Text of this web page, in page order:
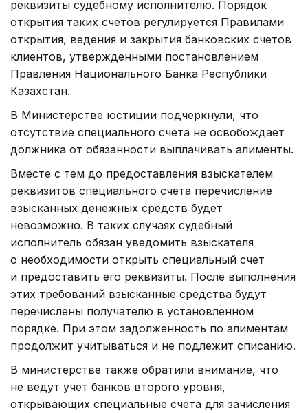
реквизиты судебному исполнителю. Порядок
открытия таких счетов регулируется Правилами
открытия, ведения и закрытия банковских счетов
клиентов, утвержденными постановлением
Правления Национального Банка Республики
Казахстан.
В Министерстве юстиции подчеркнули, что
отсутствие специального счета не освобождает
должника от обязанности выплачивать алименты.
Вместе с тем до предоставления взыскателем
реквизитов специального счета перечисление
взысканных денежных средств будет
невозможно. В таких случаях судебный
исполнитель обязан уведомить взыскателя
о необходимости открыть специальный счет
и предоставить его реквизиты. После выполнения
этих требований взысканные средства будут
перечислены получателю в установленном
порядке. При этом задолженность по алиментам
продолжит учитываться и не подлежит списанию.
В министерстве также обратили внимание, что
не ведут учет банков второго уровня,
открывающих специальные счета для зачисления